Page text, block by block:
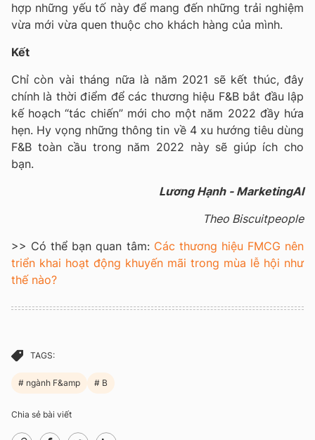
hợp những yếu tố này để mang đến những trải nghiệm
vừa mới vừa quen thuộc cho khách hàng của mình.
Kết
Chỉ còn vài tháng nữa là năm 2021 sẽ kết thúc, đây
chính là thời điểm để các thương hiệu F&B bắt đầu lập
kế hoạch “tác chiến” mới cho một năm 2022 đầy hứa
hẹn. Hy vọng những thông tin về 4 xu hướng tiêu dùng
F&B toàn cầu trong năm 2022 này sẽ giúp ích cho
bạn.
Lương Hạnh - MarketingAI
Theo Biscuitpeople
>> Có thể bạn quan tâm: Các thương hiệu FMCG nên
triển khai hoạt động khuyến mãi trong mùa lễ hội như
thế nào?
TAGS:
ngành F&amp B
Chia sẻ bài viết